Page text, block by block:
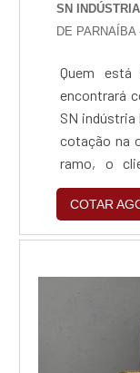
SN
DE PARNAÍBA
Quem
encontrará
SN indústria
cotação na
ramo, o
excelência
sanar
custo-
COTAR